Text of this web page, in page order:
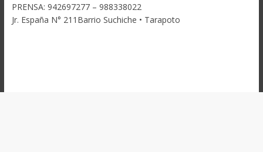
PRENSA: 942697277 – 988338022
Jr. España N° 211Barrio Suchiche • Tarapoto